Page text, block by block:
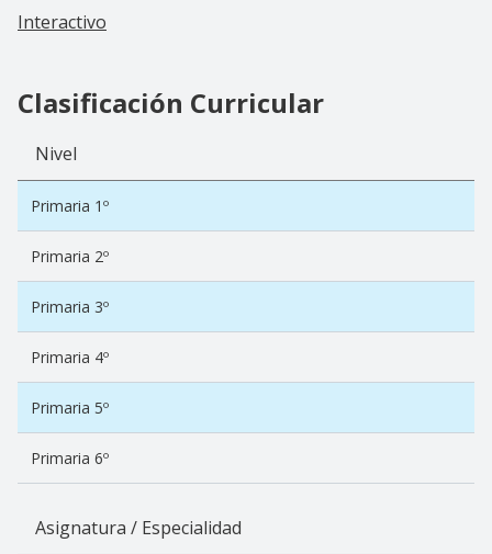
Interactivo
Clasificación Curricular
Nivel
Primaria 1º
Primaria 2º
Primaria 3º
Primaria 4º
Primaria 5º
Primaria 6º
Asignatura / Especialidad